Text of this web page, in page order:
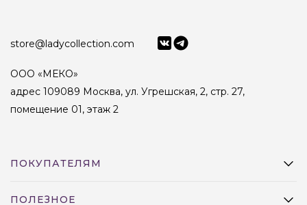
store@ladycollection.com
ООО «МЕКО»
адрес 109089 Москва, ул. Угрешская, 2, стр. 27,
помещение 01, этаж 2
ПОКУПАТЕЛЯМ
ПОЛЕЗНОЕ